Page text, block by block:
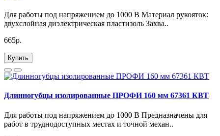
Для работы под напряжением до 1000 В Материал рукояток:
двухслойная диэлектрическая пластизоль Захва..
665р.
Купить
Длинногубцы изолированные ПРОФИ 160 мм 67361 КВТ
Для работы под напряжением до 1000 В Предназначены для
работ в труднодоступных местах и точной механ..